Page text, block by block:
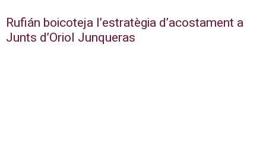
Rufián boicoteja l’estratègia d’acostament a
Junts d’Oriol Junqueras